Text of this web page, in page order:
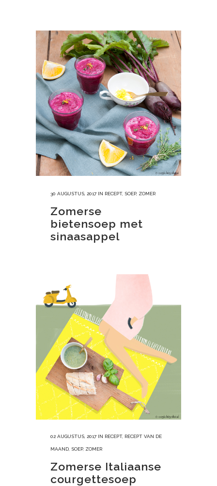
30 AUGUSTUS, 2017 IN RECEPT, SOEP, ZOMER
Zomerse
bietensoep met
sinaasappel
02 AUGUSTUS, 2017 IN RECEPT, RECEPT VAN DE
MAAND SOEP, ZOMER
Zomerse Italiaanse
courgettesoep